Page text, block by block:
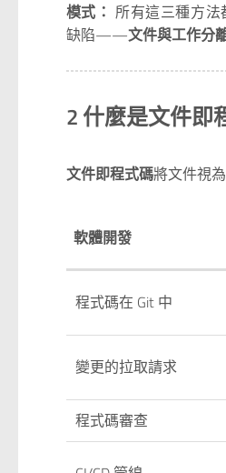
模式： 所有這三種方
缺陷——文件與工作分
2 什麼是文件即
文件即程式碼將文件視
軟體開發
程式碼在 Git 中
變更的拉取請求
程式碼審查